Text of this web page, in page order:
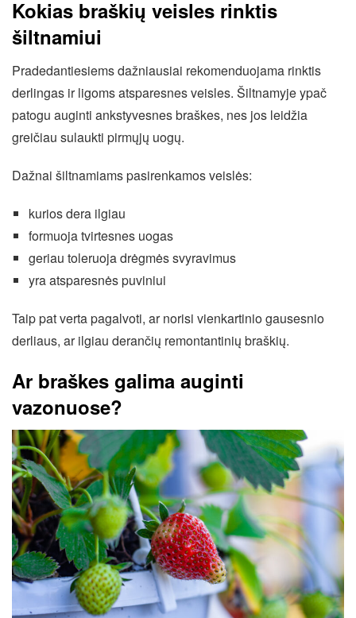
Kokias braškių veisles rinktis
šiltnamiui
Pradedantiesiems dažniausiai rekomenduojama rinktis
derlingas ir ligoms atsparesnes veisles. Šiltnamyje ypač
patogu auginti ankstyvesnes braškes, nes jos leidžia
greičiau sulaukti pirmųjų uogų.
Dažnai šiltnamiams pasirenkamos veislės:
kurios dera ilgiau
formuoja tvirtesnes uogas
geriau toleruoja drėgmės svyravimus
yra atsparesnės puviniui
Taip pat verta pagalvoti, ar norisi vienkartinio gausesnio
derliaus, ar ilgiau derančių remontantinių braškių.
Ar braškes galima auginti
vazonuose?